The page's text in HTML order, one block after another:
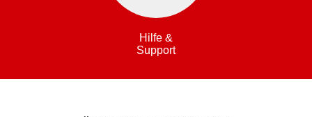
Hilfe &
Support